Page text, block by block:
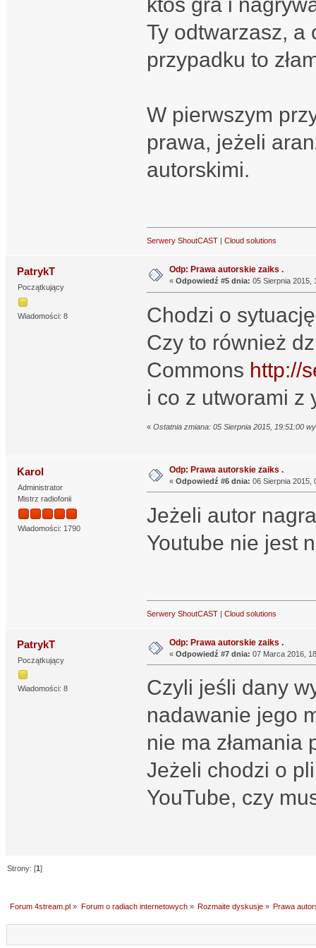
ktoś gra i
Ty odtwarzasz, a
przypadku to
W pierwszym
prawa, jeżeli
autorskimi.
Serwery ShoutCAST| Cloud solutions
PatrykT
Początkujący
Wiadomości: 8
Odp: Prawa autorskie zaiks .
« Odpowiedź #5 dnia: 05 Sierpnia 2015,
Chodzi o
Czy to również
Commons http://
i co z utworami z
« Ostatnia zmiana: 05 Sierpnia 2015, 19:51:00
Karol
Administrator
Mistrz radiofonii
Wiadomości: 1790
Odp: Prawa autorskie zaiks .
« Odpowiedź #6 dnia: 06 Sierpnia 2015,
Jeżeli autor
Youtube nie jest
Serwery ShoutCAST| Cloud solutions
PatrykT
Początkujący
Wiadomości: 8
Odp: Prawa autorskie zaiks .
« Odpowiedź #7 dnia: 07 Marca 2016,
Czyli jeśli dany
nadawanie jego
nie ma złamania
Jeżeli chodzi o
YouTube, czy
Strony: [1]
Forum 4stream.pl » Forum o radiach internetowych» Rozmaite dyskusje» Prawa